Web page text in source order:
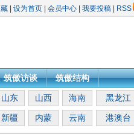
设为首页 会员中心 我要投稿 RSS
筑傲访谈 筑傲结构
山东 山西 海南 黑龙江
新疆 内蒙 云南 港澳台